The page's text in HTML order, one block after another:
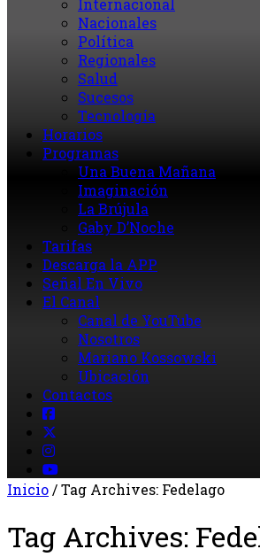
Internacional
Nacionales
Política
Regionales
Salud
Sucesos
Tecnología
Horarios
Programas
Una Buena Mañana
Imaginación
La Brújula
Gaby D’Noche
Tarifas
Descarga la APP
Señal En Vivo
El Canal
Canal de YouTube
Nosotros
Mariano Kossowski
Ubicación
Contactos
Inicio/Tag Archives: Fedelago
Tag Archives: